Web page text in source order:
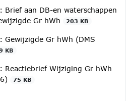
Brief aan DB-en waterschappen
Gr hWh
203 KB
Gewijzigde Gr hWh (DMS
KB
Reactiebrief Wijziging Gr hWh
75 KB